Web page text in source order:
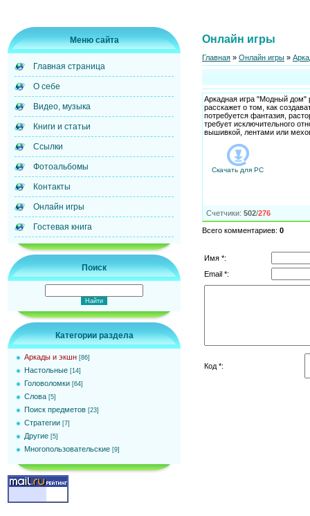
Меню сайта
Главная страница
О себе
Видео, музыка
Книги и статьи
Ссылки
Фотоальбомы
Контакты
Онлайн игры
Гостевая книга
Поиск
Категории раздела
Аркады и экшн [86]
Настольные [14]
Головоломки [64]
Слова [5]
Поиск предметов [23]
Стратегии [7]
Другие [5]
Многопользовательские [9]
Онлайн игры
Главная » Онлайн игры »
Аркадная игра "Модный дом"
расскажет о том, как
потребуется фантазия,
требует исключительного
вышивкой, лентами или
Скачать для PC
Счетчики: 502/276
Всего комментариев: 0
Имя *:
Email *:
Код *: